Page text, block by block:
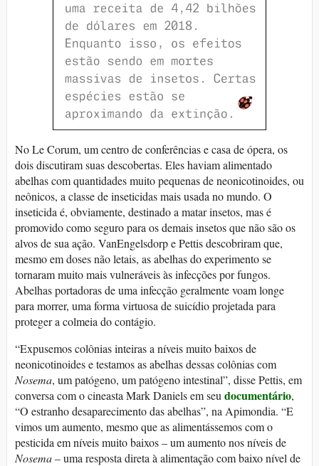
No Le Corum, um centro de conferências e casa de ópera, os
dois discutiram suas descobertas. Eles haviam alimentado
abelhas com quantidades muito pequenas de neonicotinoides, ou
neônicos, a classe de inseticidas mais usada no mundo. O
inseticida é, obviamente, destinado a matar insetos, mas é
promovido como seguro para os demais insetos que não são os
alvos de sua ação. VanEngelsdorp e Pettis descobriram que,
mesmo em doses não letais, as abelhas do experimento se
tornaram muito mais vulneráveis às infecções por fungos.
Abelhas portadoras de uma infecção geralmente voam longe
para morrer, uma forma virtuosa de suicídio projetada para
proteger a colmeia do contágio.
“Expusemos colônias inteiras a níveis muito baixos de
neonicotinoides e testamos as abelhas dessas colônias com
Nosema, um patógeno, um patógeno intestinal”, disse Pettis, em
conversa com o cineasta Mark Daniels em seu documentário,
“O estranho desaparecimento das abelhas”, na Apimondia. “E
vimos um aumento, mesmo que as alimentássemos com o
pesticida em níveis muito baixos – um aumento nos níveis de
Nosema– uma resposta direta à alimentação com baixo nível de